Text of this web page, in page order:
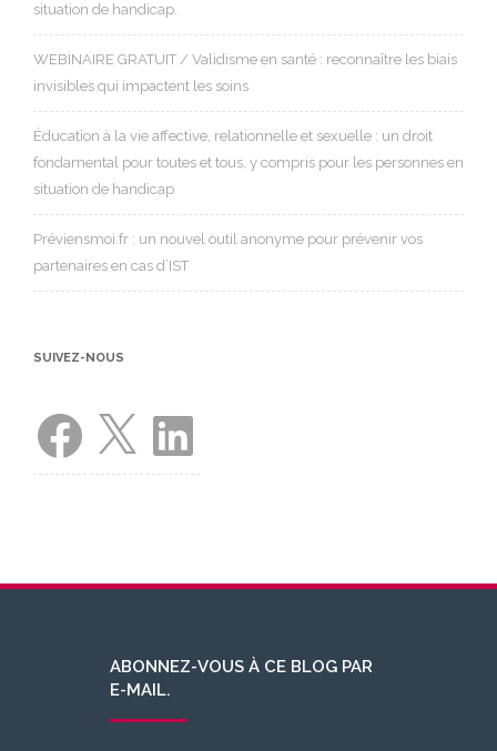
situation de handicap.
WEBINAIRE GRATUIT / Validisme en santé : reconnaître les biais
invisibles qui impactent les soins
Éducation à la vie affective, relationnelle et sexuelle : un droit
fondamental pour toutes et tous, y compris pour les personnes en
situation de handicap
Préviensmoi.fr : un nouvel outil anonyme pour prévenir vos
partenaires en cas d’IST
SUIVEZ-NOUS
Facebook LinkedIn
ABONNEZ-VOUS À CE BLOG PAR
E-MAIL.